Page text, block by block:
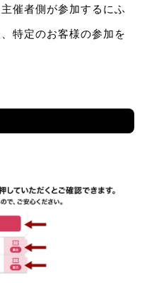
催者側が参加するにふ
特定のお客様の参加を